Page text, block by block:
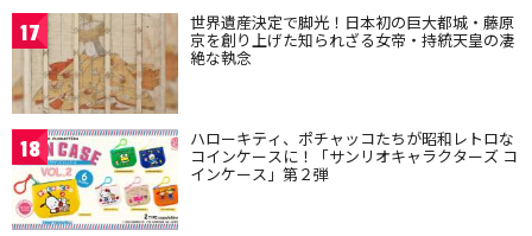
17 世界遺産決定で脚光！日本初の巨大都城・藤原
京を創り上げた知られざる女帝・持統天皇の凄
絶な執念
18 ハローキティ、ポチャッコたちが昭和レトロな
コインケースに！「サンリオキャラクターズ コ
インケース」第２弾